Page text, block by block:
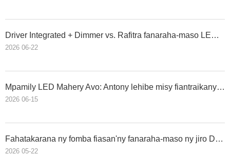
Driver Integrated + Dimmer vs. Rafitra fanaraha-maso LED nentim-paharazana: Inona no vahaolana tsara indrindra ho an'ny jiro ara-barotra?
2026 06-22
Mpamily LED Mahery Avo: Antony lehibe misy fiantraikany amin'ny androm-piainana, fahombiazana ary azo itokisana
2026 06-15
Fahatakarana ny fomba fiasan'ny fanaraha-maso ny jiro DALI
2026 05-22